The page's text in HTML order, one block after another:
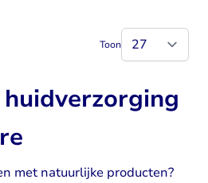
Toon
met natuurlijke producten?